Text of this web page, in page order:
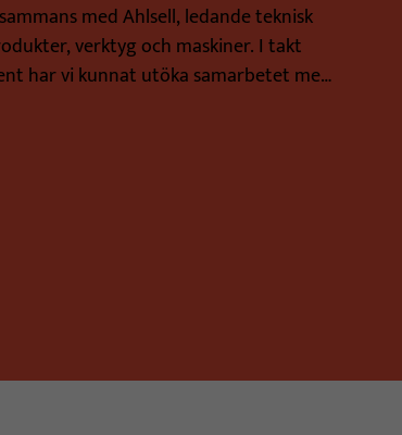
med Ahlsell, ledande teknisk
verktyg och maskiner. I takt
har vi kunnat utöka samarbetet med